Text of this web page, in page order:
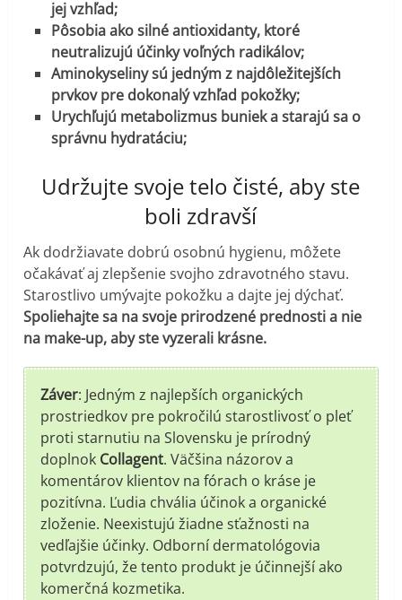
jej vzhľad;
Pôsobia ako silné antioxidanty, ktoré
neutralizujú účinky voľných radikálov;
Aminokyseliny sú jedným z najdôležitejších
prvkov pre dokonalý vzhľad pokožky;
Urychľujú metabolizmus buniek a starajú sa o
správnu hydratáciu;
Udržujte svoje telo čisté, aby ste
boli zdravší
Ak dodržiavate dobrú osobnú hygienu, môžete
očakávať aj zlepšenie svojho zdravotného stavu.
Starostlivo umývajte pokožku a dajte jej dýchať.
Spoliehajte sa na svoje prirodzené prednosti a nie
na make-up, aby ste vyzerali krásne.
Záver: Jedným z najlepších organických
prostriedkov pre pokročilú starostlivosť o pleť
proti starnutiu na Slovensku je prírodný
doplnok Collagent. Väčšina názorov a
komentárov klientov na fórach o kráse je
pozitívna. Ľudia chvália účinok a organické
zloženie. Neexistujú žiadne sťažnosti na
vedľajšie účinky. Odborní dermatológovia
potvrdzujú, že tento produkt je účinnejší ako
komerčná kozmetika.